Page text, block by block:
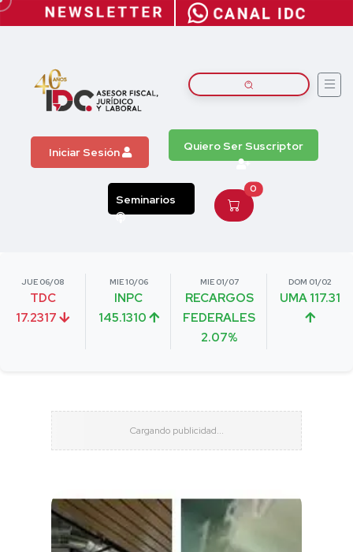
Iniciar Sesión Quiero Ser Suscriptor
Seminarios
0
JUE 06/08
TDC
17.2317
MIE 10/06
INPC
145.1310
MIE 01/07
RECARGOS
FEDERALES
2.07%
DOM 01/02
UMA 117.31